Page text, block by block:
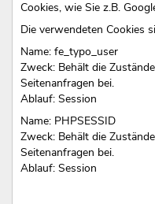
Cookies, wie Sie z.B.
Die verwendeten Cookies
Name: fe_typo_user
Zweck: Behält die
Seitenanfragen bei.
Ablauf: Session
Name: PHPSESSID
Zweck: Behält die
Seitenanfragen bei.
Ablauf: Session